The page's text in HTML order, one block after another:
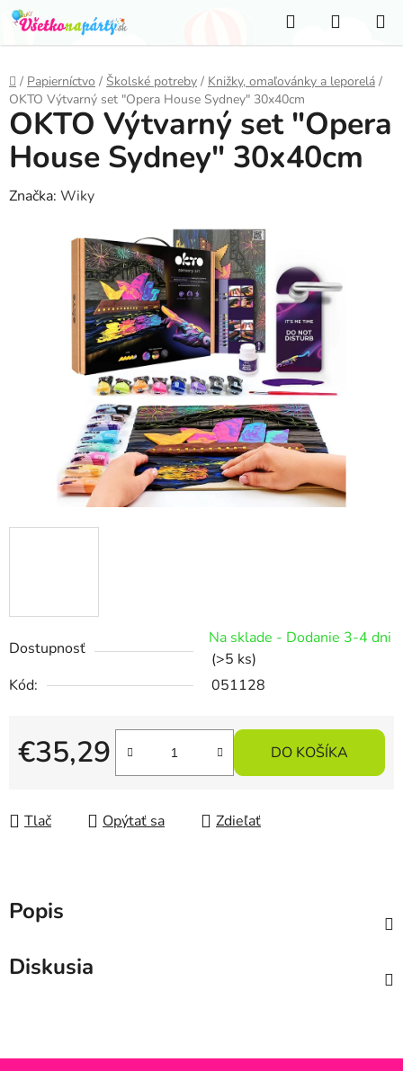
Prejsť
na
obsah
Hľadať
KOŠÍK
Domov
/ Papierníctvo / Školské potreby / Knižky, omaľovánky a leporelá /
OKTO Výtvarný set "Opera House Sydney" 30x40cm
Dostupnosť
Na sklade - Dodanie 3-4 dni
(>5 ks)
Kód:
051128
€35,29
Jednotková cena:
DO KOŠÍKA
Tlač Opýtať sa Zdieľať
OKTO Výtvarný set "Opera
House Sydney" 30x40cm
Značka: Wiky
Popis
Diskusia